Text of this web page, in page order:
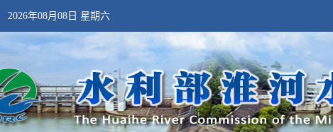
2026年08月08日 星期六